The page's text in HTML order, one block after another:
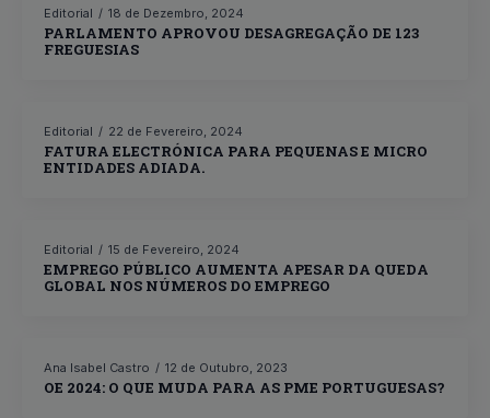
PARLAMENTO APROVOU DESAGREGAÇÃO DE 123
FREGUESIAS
Editorial 18 de Dezembro, 2024
FATURA ELECTRÓNICA PARA PEQUENAS E MICRO
ENTIDADES ADIADA.
Editorial 22 de Fevereiro, 2024
EMPREGO PÚBLICO AUMENTA APESAR DA QUEDA
GLOBAL NOS NÚMEROS DO EMPREGO
Editorial 15 de Fevereiro, 2024
OE 2024: O QUE MUDA PARA AS PME PORTUGUESAS?
Ana Isabel Castro 12 de Outubro, 2023